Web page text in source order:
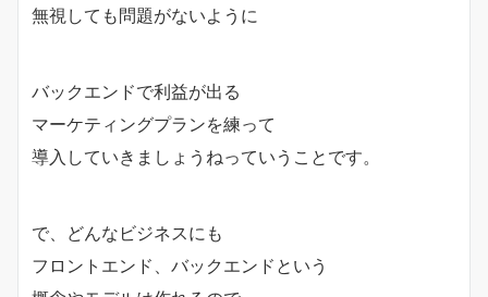
無視しても問題がないように
バックエンドで利益が出る
マーケティングプランを練って
導入していきましょうねっていうことです。
で、どんなビジネスにも
フロントエンド、バックエンドという